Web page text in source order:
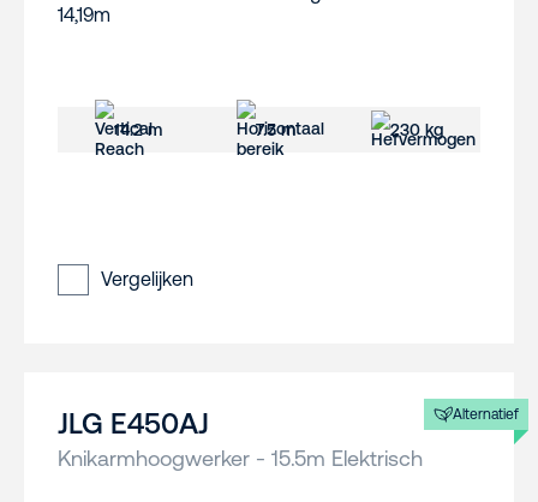
14.2 m 7.5 m 230 kg
Vergelijken
Alternatief
JLG E450AJ
Knikarmhoogwerker - 15.5m Elektrisch